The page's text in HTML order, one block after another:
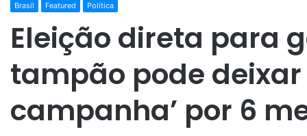
Brasil Featured Política
Eleição direta para
tampão pode deixar
campanha’ por 6